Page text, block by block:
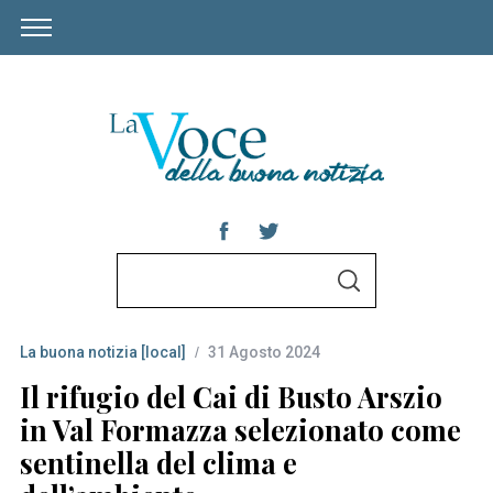
r
c
h
f
o
S
La buona notizia [local] 31 Agosto 2024
Il rifugio del Cai di Busto Arszio
in Val Formazza selezionato come
sentinella del clima e